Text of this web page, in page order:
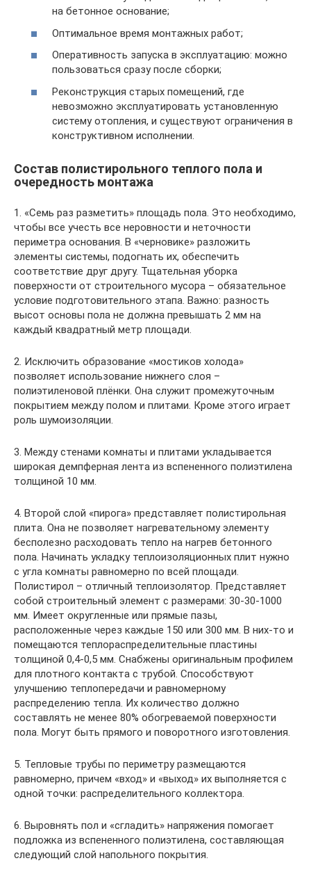
на бетонное основание;
Оптимальное время монтажных работ;
Оперативность запуска в эксплуатацию: можно
пользоваться сразу после сборки;
Реконструкция старых помещений, где
невозможно эксплуатировать установленную
систему отопления, и существуют ограничения в
конструктивном исполнении.
Состав полистирольного теплого пола и
очередность монтажа
1. «Семь раз разметить» площадь пола. Это необходимо,
чтобы все учесть все неровности и неточности
периметра основания. В «черновике» разложить
элементы системы, подогнать их, обеспечить
соответствие друг другу. Тщательная уборка
поверхности от строительного мусора – обязательное
условие подготовительного этапа. Важно: разность
высот основы пола не должна превышать 2 мм на
каждый квадратный метр площади.
2. Исключить образование «мостиков холода»
позволяет использование нижнего слоя –
полиэтиленовой плёнки. Она служит промежуточным
покрытием между полом и плитами. Кроме этого играет
роль шумоизоляции.
3. Между стенами комнаты и плитами укладывается
широкая демпферная лента из вспененного полиэтилена
толщиной 10 мм.
4. Второй слой «пирога» представляет полистирольная
плита. Она не позволяет нагревательному элементу
бесполезно расходовать тепло на нагрев бетонного
пола. Начинать укладку теплоизоляционных плит нужно
с угла комнаты равномерно по всей площади.
Полистирол – отличный теплоизолятор. Представляет
собой строительный элемент с размерами: 30-30-1000
мм. Имеет округленные или прямые пазы,
расположенные через каждые 150 или 300 мм. В них-то и
помещаются теплораспределительные пластины
толщиной 0,4-0,5 мм. Снабжены оригинальным профилем
для плотного контакта с трубой. Способствуют
улучшению теплопередачи и равномерному
распределению тепла. Их количество должно
составлять не менее 80% обогреваемой поверхности
пола. Могут быть прямого и поворотного изготовления.
5. Тепловые трубы по периметру размещаются
равномерно, причем «вход» и «выход» их выполняется с
одной точки: распределительного коллектора.
6. Выровнять пол и «сгладить» напряжения помогает
подложка из вспененного полиэтилена, составляющая
следующий слой напольного покрытия.